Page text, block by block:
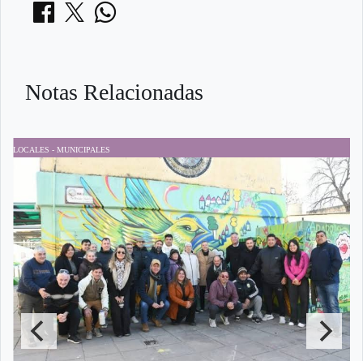
Notas Relacionadas
LOCALES - MUNICIPALES